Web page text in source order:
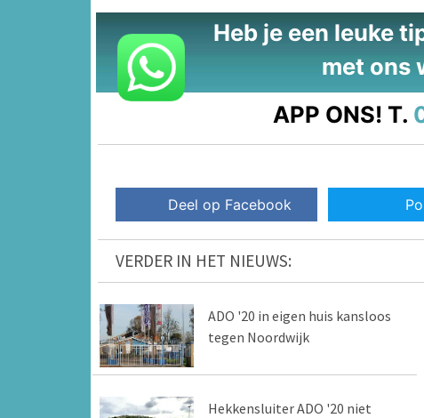
Heb je een leuke
met ons
APP ONS! T.
Deel op Facebook
VERDER IN HET NIEUWS:
ADO '20 in eigen huis kansloos
tegen Noordwijk
Hekkensluiter ADO '20 niet